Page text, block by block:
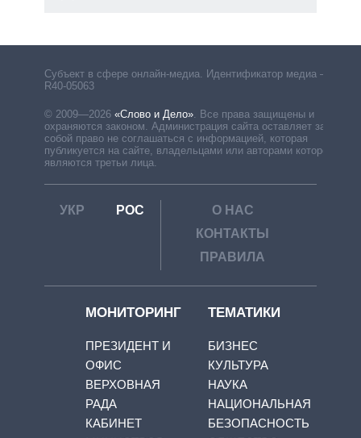
Субъект в сфере онлайн-медиа. Идентификатор медиа –
R40-05063
© 2009—2026 «Слово и Дело» Все права защищены и
охраняются законом. Администрация сайта оставляет за
собой право не соглашаться с информацией, которая
публикуется на сайте, владельцами или авторами которой
являются третьи лица.
УКР РОС
О НАС
КОНТАКТЫ
ПРАВИЛА
МОНИТОРИНГ
ПРЕЗИДЕНТ И
ОФИС
ВЕРХОВНАЯ
РАДА
КАБИНЕТ
ТЕМАТИКИ
БИЗНЕС
КУЛЬТУРА
НАУКА
НАЦИОНАЛЬНАЯ
БЕЗОПАСНОСТЬ